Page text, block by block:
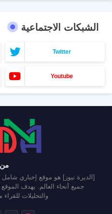
الشبكات الاجتماعية
Twitter
Youtube
[الديرة نيوز] هو موقع إخباري
جميع أنحاء العالم. يهدف
والتحليلات